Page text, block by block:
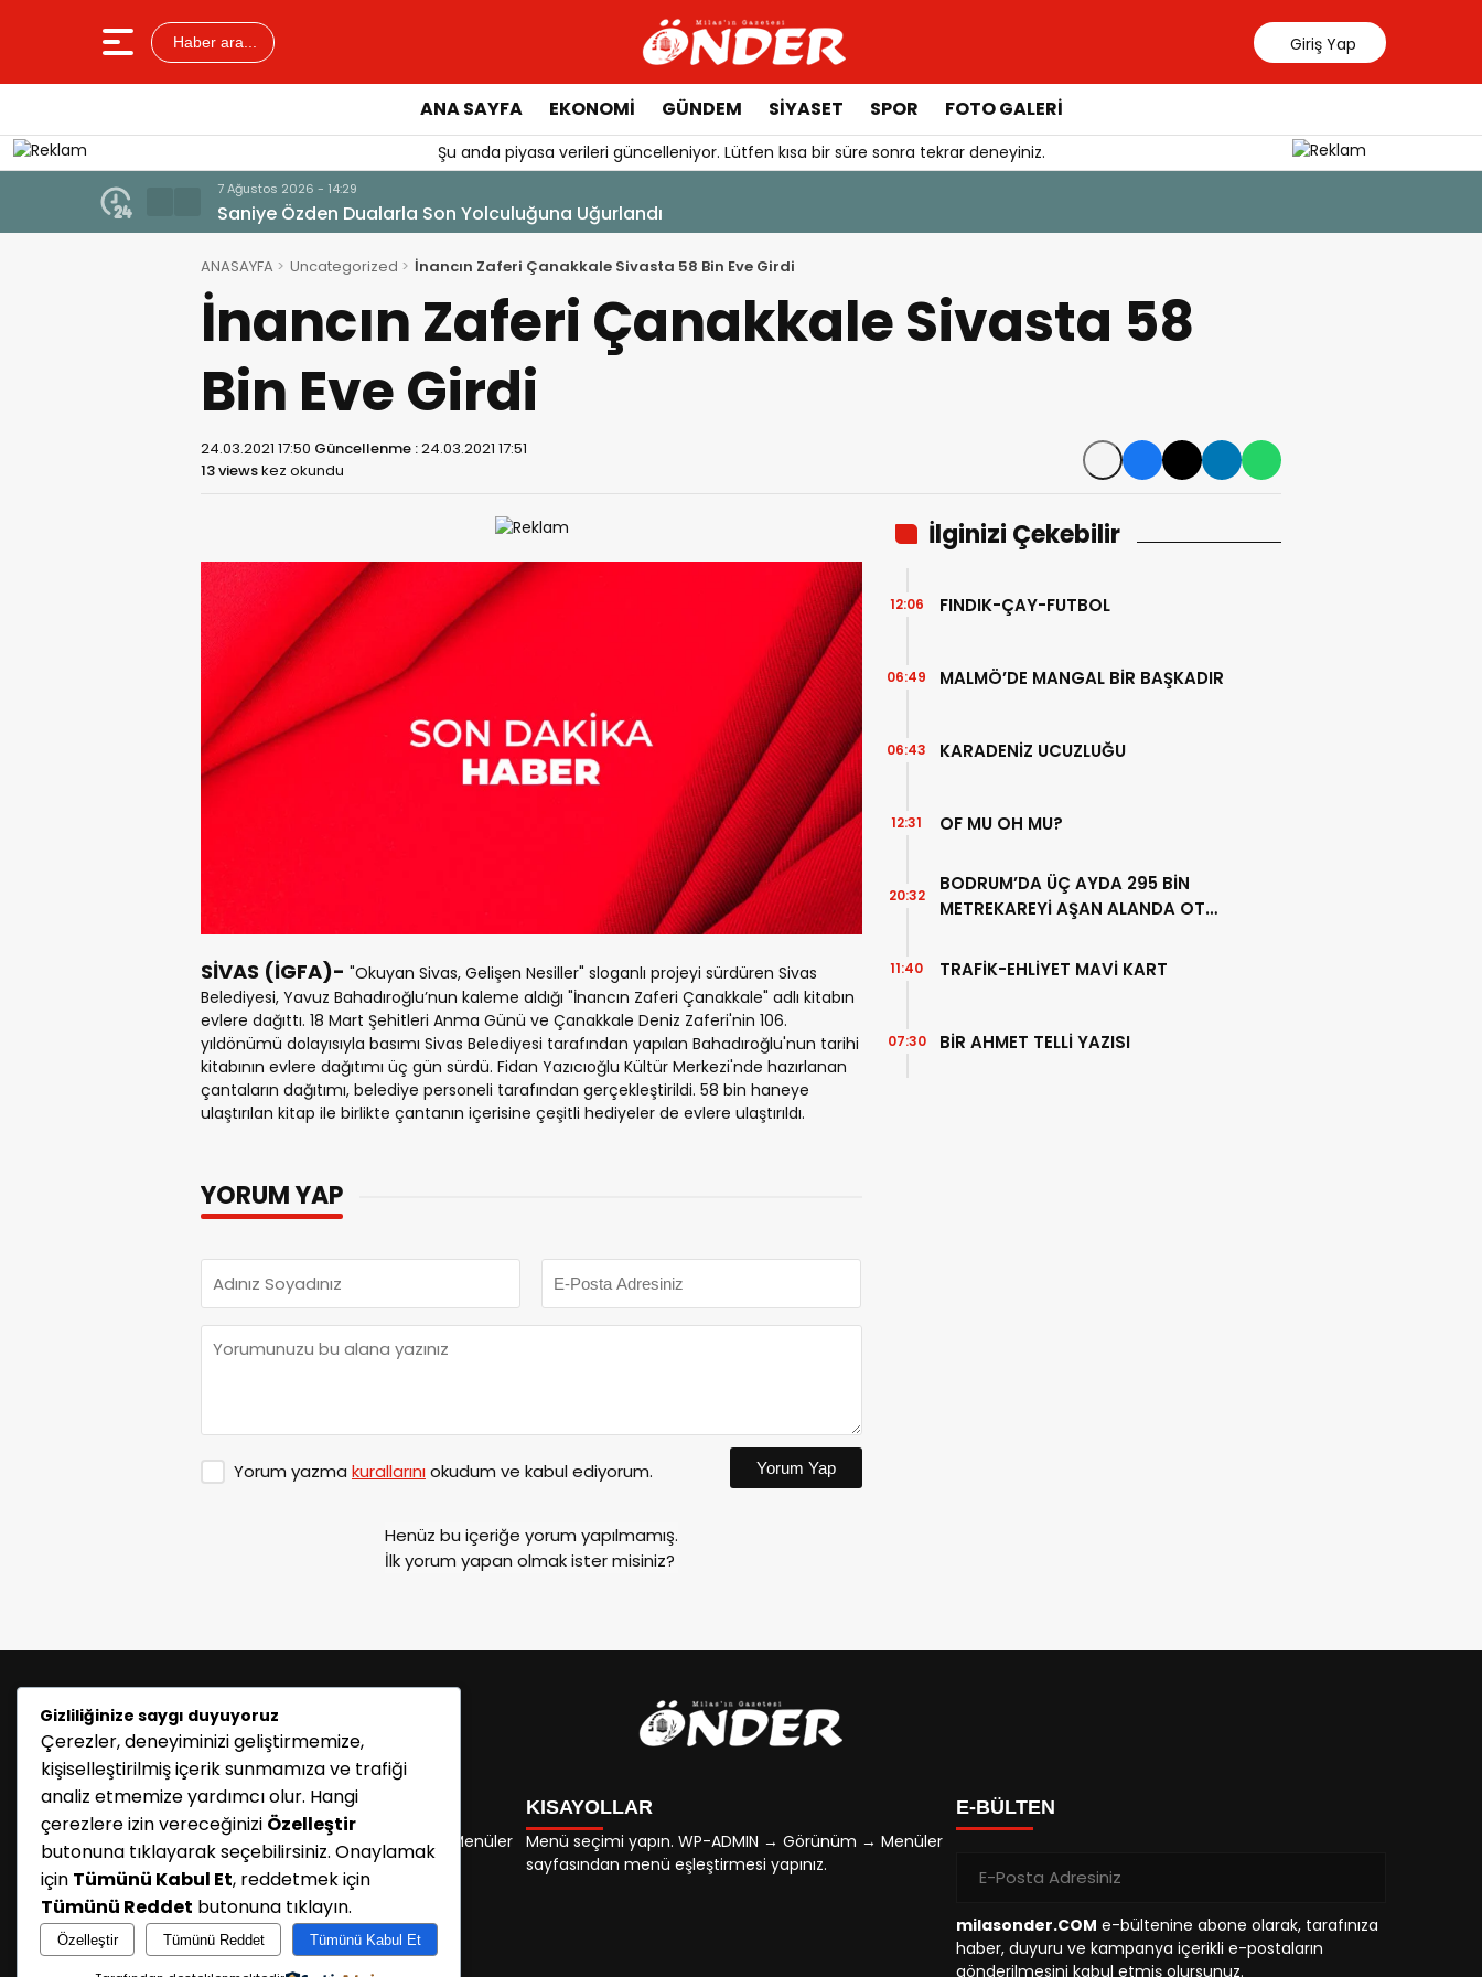
Haber ara... Giriş Yap
ANA SAYFA EKONOMİ GÜNDEM SİYASET SPOR FOTO GALERİ
Şu anda piyasa verileri güncelleniyor. Lütfen kısa bir süre sonra tekrar deneyiniz.
7 Ağustos 2026 - 14:29
Saniye Özden Dualarla Son Yolculuğuna Uğurlandı
ANASAYFA Uncategorized İnancın Zaferi Çanakkale Sivasta 58 Bin Eve Girdi
İnancın Zaferi Çanakkale Sivasta 58
Bin Eve Girdi
24.03.2021 17:50 Güncellenme :24.03.2021 17:51
13 viewskez okundu
SİVAS (İGFA)- "Okuyan Sivas, Gelişen Nesiller" sloganlı projeyi sürdüren Sivas
Belediyesi, Yavuz Bahadıroğlu’nun kaleme aldığı "İnancın Zaferi Çanakkale" adlı kitabın
evlere dağıttı. 18 Mart Şehitleri Anma Günü ve Çanakkale Deniz Zaferi'nin 106.
yıldönümü dolayısıyla basımı Sivas Belediyesi tarafından yapılan Bahadıroğlu'nun tarihi
kitabının evlere dağıtımı üç gün sürdü. Fidan Yazıcıoğlu Kültür Merkezi'nde hazırlanan
çantaların dağıtımı, belediye personeli tarafından gerçekleştirildi. 58 bin haneye
ulaştırılan kitap ile birlikte çantanın içerisine çeşitli hediyeler de evlere ulaştırıldı.
YORUM YAP
Yorum yazma kurallarınıokudum ve kabul ediyorum. Yorum Yap
Henüz bu içeriğe yorum yapılmamış.
İlk yorum yapan olmak ister misiniz?
İlginizi Çekebilir
FINDIK-ÇAY-FUTBOL
12:06
MALMÖ’DE MANGAL BİR BAŞKADIR
06:49
KARADENİZ UCUZLUĞU
06:43
OF MU OH MU?
12:31
BODRUM’DA ÜÇ AYDA 295 BİN
METREKAREYİ AŞAN ALANDA OT
20:32
TRAFİK-EHLİYET MAVİ KART
11:40
BİR AHMET TELLİ YAZISI
07:30
KATEGORİLER
Menü seçimi yapın. WP-ADMIN → Görünüm → Menüler
sayfasından menü eşleştirmesi yapınız.
KISAYOLLAR
Menü seçimi yapın. WP-ADMIN → Görünüm → Menüler
sayfasından menü eşleştirmesi yapınız.
E-BÜLTEN
milasonder.COM e-bültenine abone olarak, tarafınıza
haber, duyuru ve kampanya içerikli e-postaların
gönderilmesini kabul etmiş olursunuz.
Gizliliğinize saygı duyuyoruz
Çerezler, deneyiminizi geliştirmemize,
kişiselleştirilmiş içerik sunmamıza ve trafiği
analiz etmemize yardımcı olur. Hangi
çerezlere izin vereceğinizi Özelleştir
butonuna tıklayarak seçebilirsiniz. Onaylamak
için Tümünü Kabul Et, reddetmek için
Tümünü Reddet butonuna tıklayın.
Özelleştir Tümünü Reddet Tümünü Kabul Et